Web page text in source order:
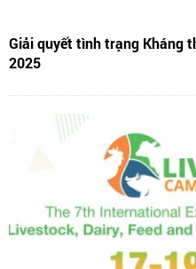
Giải quyết tình trạng Kháng
2025